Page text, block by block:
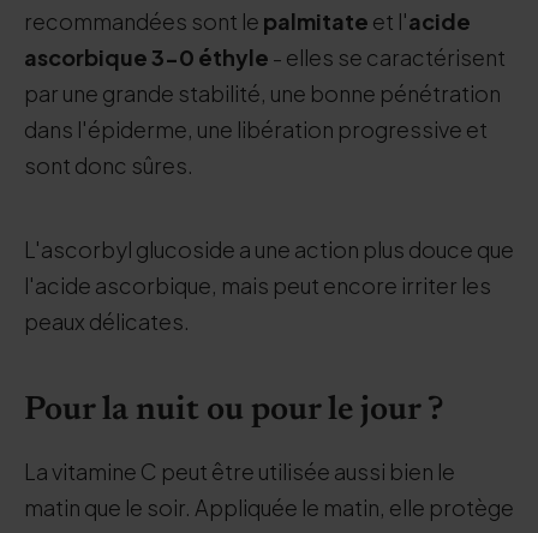
recommandées sont le palmitate et l'acide
ascorbique 3-0 éthyle - elles se caractérisent
par une grande stabilité, une bonne pénétration
dans l'épiderme, une libération progressive et
sont donc sûres.
L'ascorbyl glucoside a une action plus douce que
l'acide ascorbique, mais peut encore irriter les
peaux délicates.
Pour la nuit ou pour le jour ?
La vitamine C peut être utilisée aussi bien le
matin que le soir. Appliquée le matin, elle protège